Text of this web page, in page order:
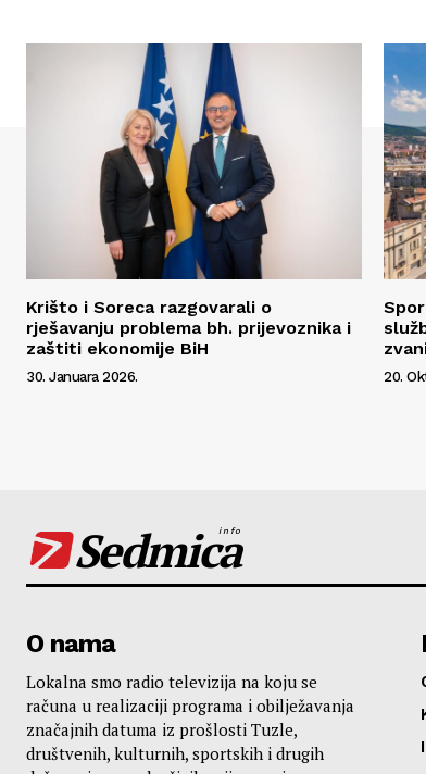
Krišto i Soreca razgovarali o
rješavanju problema bh. prijevoznika i
zaštiti ekonomije BiH
30. Januara 2026. 20.
Sedmica
info
O nama
Lokalna smo radio televizija na koju se
računa u realizaciji programa i obilježavanja
značajnih datuma iz prošlosti Tuzle,
društvenih, kulturnih, sportskih i drugih